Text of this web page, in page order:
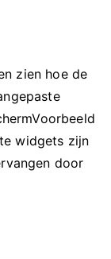
zien hoe de
widgets zijn
door